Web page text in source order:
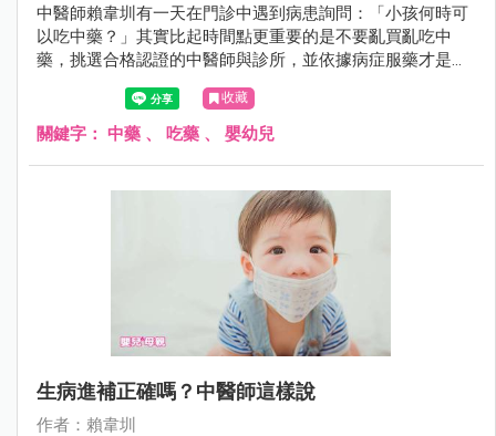
中醫師賴韋圳有一天在門診中遇到病患詢問：「小孩何時可
以吃中藥？」其實比起時間點更重要的是不要亂買亂吃中
藥，挑選合格認證的中醫師與診所，並依據病症服藥才是正
確之道，聽聽醫師怎麼說。
收藏
關鍵字： 中藥 、 吃藥 、 嬰幼兒
生病進補正確嗎？中醫師這樣說
作者：賴韋圳